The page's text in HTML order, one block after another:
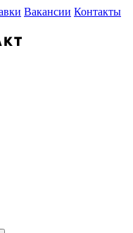
Вакансии Контакты